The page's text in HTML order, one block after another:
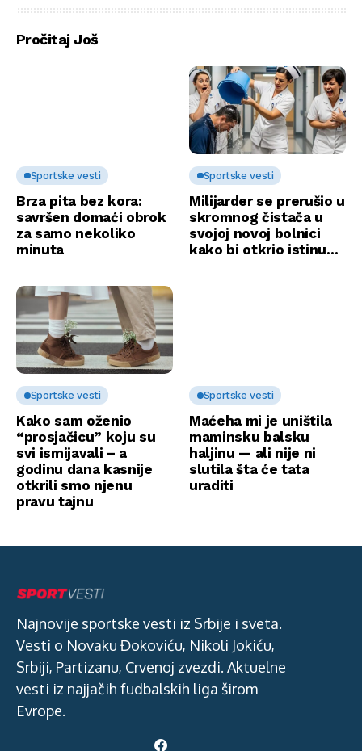
Pročitaj Još
Sportske vesti
Brza pita bez kora:
savršen domaći obrok
za samo nekoliko
minuta
Sportske vesti
Milijarder se prerušio u
skromnog čistača u
svojoj novoj bolnici
kako bi otkrio istinu…
Sportske vesti
Kako sam oženio
“prosjačicu” koju su
svi ismijavali – a
godinu dana kasnije
otkrili smo njenu
pravu tajnu
Sportske vesti
Maćeha mi je uništila
maminsku balsku
haljinu — ali nije ni
slutila šta će tata
uraditi
Najnovije sportske vesti iz Srbije i sveta.
Vesti o Novaku Đokoviću, Nikoli Jokiću,
Srbiji, Partizanu, Crvenoj zvezdi. Aktuelne
vesti iz najjačih fudbalskih liga širom
Evrope.